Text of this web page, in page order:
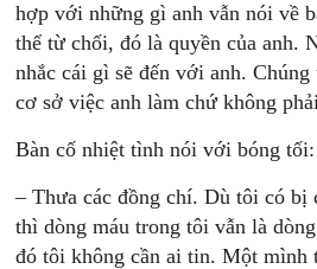
hợp với những gì anh vẫn nói về
thể từ chối, đó là quyền của anh.
nhắc cái gì sẽ đến với anh.
cơ sở việc anh làm chứ không
Bàn cố nhiệt tình nói với bóng tối:
– Thưa các đồng chí. Dù tôi có bị
thì dòng máu trong tôi vẫn là
đó tôi không cần ai tin. Một